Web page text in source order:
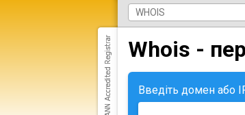
Whois -
Введіть домен або